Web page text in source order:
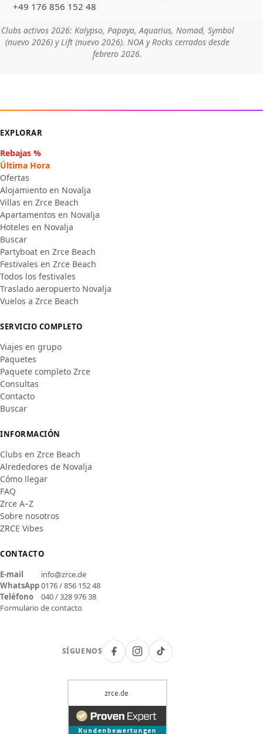
+49 176 856 152 48
Clubs activos 2026: Kalypso, Papaya, Aquarius, Nomad, Symbol
(nuevo 2026) y Lift (nuevo 2026). NOA y Rocks cerrados desde
febrero 2026.
EXPLORAR
Rebajas %
Última Hora
Ofertas
Alojamiento en Novalja
Villas en Zrce Beach
Apartamentos en Novalja
Hoteles en Novalja
Buscar
Partyboat en Zrce Beach
Festivales en Zrce Beach
Todos los festivales
Traslado aeropuerto Novalja
Vuelos a Zrce Beach
SERVICIO COMPLETO
Viajes en grupo
Paquetes
Paquete completo Zrce
Consultas
Contacto
Buscar
INFORMACIÓN
Clubs en Zrce Beach
Alrededores de Novalja
Cómo llegar
FAQ
Zrce A–Z
Sobre nosotros
ZRCE Vibes
CONTACTO
E-mail
info@zrce.de
WhatsApp0176 / 856 152 48
Teléfono
040 / 328 976 38
Formulario de contacto
SÍGUENOS